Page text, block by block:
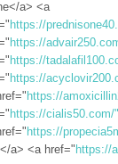
a> <a
https://
https://
https://
https://
https://
https://cialis50.com/
https://
a> <a href=" https://